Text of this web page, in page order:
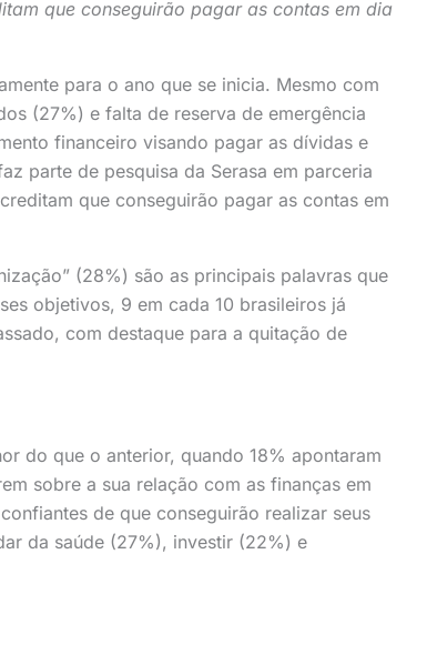
que conseguirão pagar as contas em dia
para o ano que se inicia. Mesmo com
(27%) e falta de reserva de emergência
financeiro visando pagar as dívidas e
parte de pesquisa da Serasa em parceria
que conseguirão pagar as contas em
(28%) são as principais palavras que
objetivos, 9 em cada 10 brasileiros já
com destaque para a quitação de
do que o anterior, quando 18% apontaram
sobre a sua relação com as finanças em
de que conseguirão realizar seus
da saúde (27%), investir (22%) e